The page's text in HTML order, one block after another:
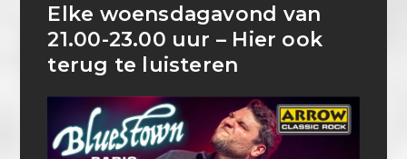
Elke woensdagavond van
21.00-23.00 uur – Hier ook
terug te luisteren